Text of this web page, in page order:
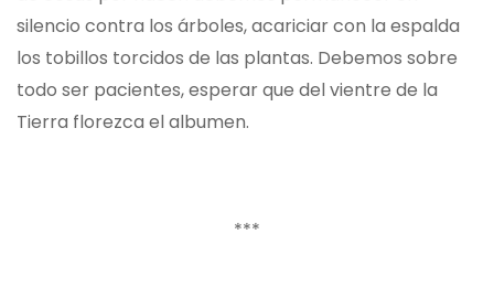
silencio contra los árboles, acariciar con la espalda
los tobillos torcidos de las plantas. Debemos sobre
todo ser pacientes, esperar que del vientre de la
Tierra florezca el albumen.
***